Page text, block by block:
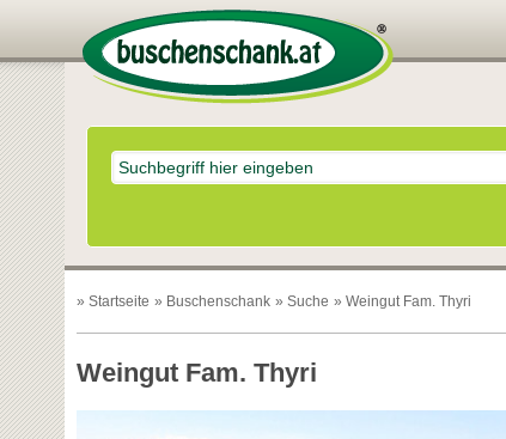
» Startseite » Buschenschank » Suche » Weingut Fam. Thyri
Weingut Fam. Thyri